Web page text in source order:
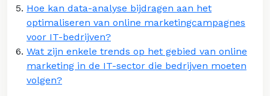
Hoe kan data-analyse bijdragen aan het
optimaliseren van online marketingcampagnes
voor IT-bedrijven?
Wat zijn enkele trends op het gebied van online
marketing in de IT-sector die bedrijven moeten
volgen?